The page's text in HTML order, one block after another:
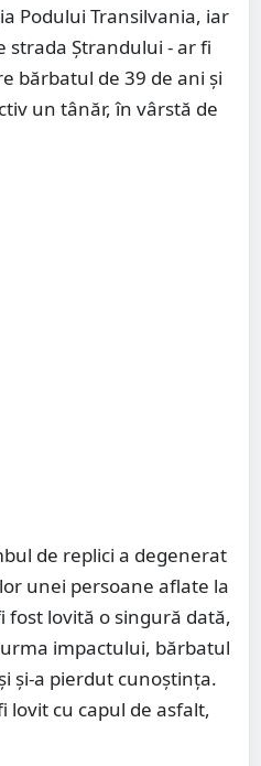
Podului Transilvania, iar
strada Ștrandului - ar fi
bărbatul de 39 de ani și
un tânăr, în vârstă de
de replici a degenerat
unei persoane aflate la
fost lovită o singură dată,
impactului, bărbatul
și-a pierdut cunoștința.
lovit cu capul de asfalt,